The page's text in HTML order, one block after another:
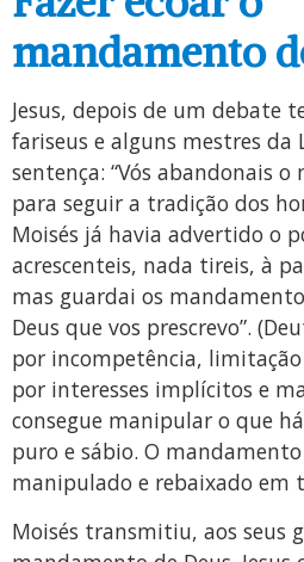
mandamento
Jesus, depois de um debate
fariseus e alguns mestres da
sentença: “Vós abandonais
para seguir a tradição dos
Moisés já havia advertido o
acrescenteis, nada tireis, à
mas guardai os
Deus que vos prescrevo”.
por incompetência,
por interesses implícitos e
consegue manipular o que
puro e sábio. O
manipulado e rebaixado em
Moisés transmitiu, aos seus